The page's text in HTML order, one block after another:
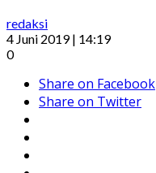
redaksi
4 Juni 2019 | 14:19
0
Share on Facebook
Share on Twitter